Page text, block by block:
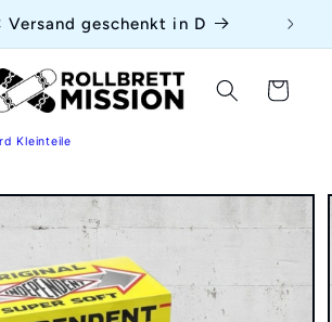
geschenkt in D
Warenkorb
Kleinteile
undefined
View Cart